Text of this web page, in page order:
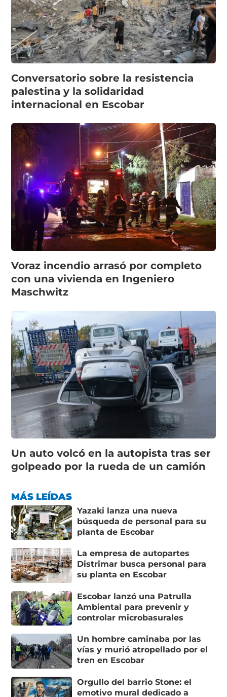
Conversatorio sobre la resistencia
palestina y la solidaridad
internacional en Escobar
Voraz incendio arrasó por completo
con una vivienda en Ingeniero
Maschwitz
Un auto volcó en la autopista tras ser
golpeado por la rueda de un camión
MÁS LEÍDAS
Yazaki lanza una nueva
búsqueda de personal para su
planta de Escobar
La empresa de autopartes
Distrimar busca personal para
su planta en Escobar
Escobar lanzó una Patrulla
Ambiental para prevenir y
controlar microbasurales
Un hombre caminaba por las
vías y murió atropellado por el
tren en Escobar
Orgullo del barrio Stone: el
emotivo mural dedicado a